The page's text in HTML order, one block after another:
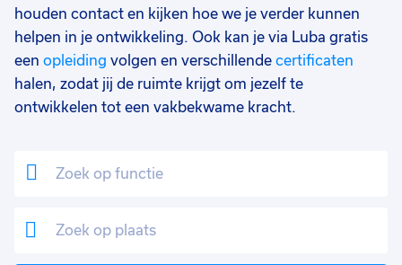
houden contact en kijken hoe we je verder kunnen
helpen in je ontwikkeling. Ook kan je via Luba gratis
een opleiding volgen en verschillende certificaten
halen, zodat jij de ruimte krijgt om jezelf te
ontwikkelen tot een vakbekwame kracht.